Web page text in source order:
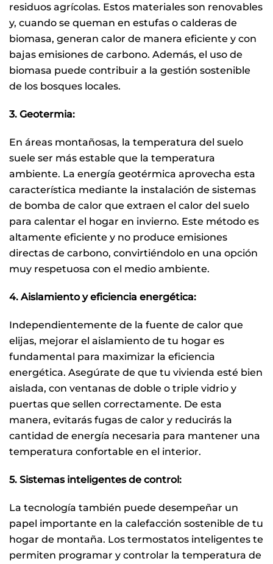
residuos agrícolas. Estos materiales son renovables
y, cuando se queman en estufas o calderas de
biomasa, generan calor de manera eficiente y con
bajas emisiones de carbono. Además, el uso de
biomasa puede contribuir a la gestión sostenible
de los bosques locales.
3. Geotermia:
En áreas montañosas, la temperatura del suelo
suele ser más estable que la temperatura
ambiente. La energía geotérmica aprovecha esta
característica mediante la instalación de sistemas
de bomba de calor que extraen el calor del suelo
para calentar el hogar en invierno. Este método es
altamente eficiente y no produce emisiones
directas de carbono, convirtiéndolo en una opción
muy respetuosa con el medio ambiente.
4. Aislamiento y eficiencia energética:
Independientemente de la fuente de calor que
elijas, mejorar el aislamiento de tu hogar es
fundamental para maximizar la eficiencia
energética. Asegúrate de que tu vivienda esté bien
aislada, con ventanas de doble o triple vidrio y
puertas que sellen correctamente. De esta
manera, evitarás fugas de calor y reducirás la
cantidad de energía necesaria para mantener una
temperatura confortable en el interior.
5. Sistemas inteligentes de control:
La tecnología también puede desempeñar un
papel importante en la calefacción sostenible de tu
hogar de montaña. Los termostatos inteligentes te
permiten programar y controlar la temperatura de